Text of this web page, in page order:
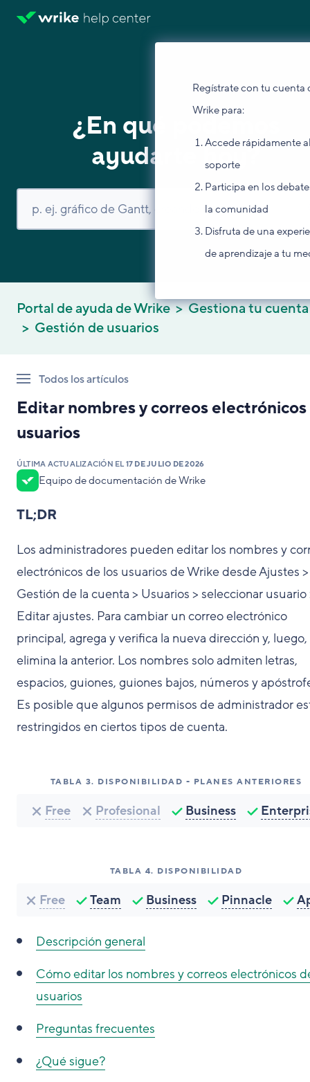
Regístrate con tu cuenta
Wrike para:
Accede rápidamente
soporte
Participa en los
la comunidad
Disfruta de una
de aprendizaje a tu
¿En qué podemos
ayudarte hoy?
Portal de ayuda de Wrike
Gestiona tu cuenta
Gestión de usuarios
Todos los artículos
Editar nombres y correos
usuarios
ÚLTIMA ACTUALIZACIÓN EL 17 DE JULIO DE 2026
Equipo de documentación de Wrike
TL;DR
Los administradores pueden editar los nombres y
electrónicos de los usuarios de Wrike desde Ajustes >
Gestión de la cuenta > Usuarios > seleccionar usuario
Editar ajustes. Para cambiar un correo electrónico
principal, agrega y verifica la nueva dirección y, luego,
elimina la anterior. Los nombres solo admiten letras,
espacios, guiones, guiones bajos, números y
Es posible que algunos permisos de administrador
restringidos en ciertos tipos de cuenta.
TABLA 3. DISPONIBILIDAD - PLANES ANTERIORES
Free Profesional Business
TABLA 4. DISPONIBILIDAD
Free Team Business Pinnacle
Descripción general
Cómo editar los nombres y correos electrónicos
usuarios
Preguntas frecuentes
¿Qué sigue?